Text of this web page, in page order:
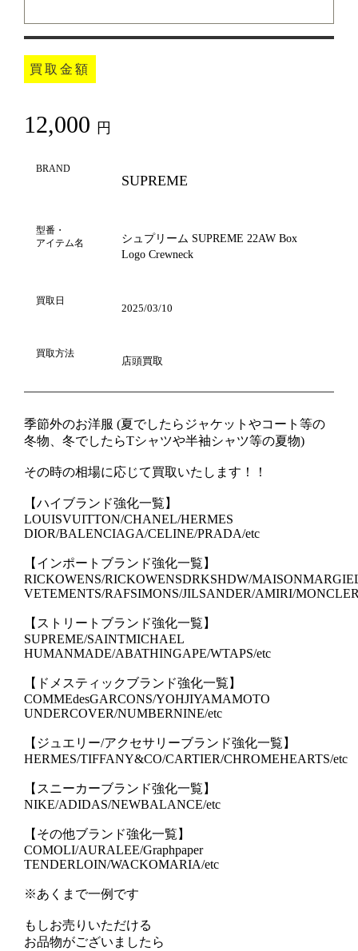
買取金額
12,000 円
BRAND
SUPREME
型番・
アイテム名
シュプリーム SUPREME 22AW Box
Logo Crewneck
買取日
2025/03/10
買取方法
店頭買取
季節外のお洋服 (夏でしたらジャケットやコート等の
冬物、冬でしたらTシャツや半袖シャツ等の夏物)
その時の相場に応じて買取いたします！！
【ハイブランド強化一覧】
LOUISVUITTON/CHANEL/HERMES
DIOR/BALENCIAGA/CELINE/PRADA/etc
【インポートブランド強化一覧】
RICKOWENS/RICKOWENSDRKSHDW/
VETEMENTS/RAFSIMONS/JILSANDER/AMIRI/
【ストリートブランド強化一覧】
SUPREME/SAINTMICHAEL
HUMANMADE/ABATHINGAPE/WTAPS/etc
【ドメスティックブランド強化一覧】
COMMEdesGARCONS/YOHJIYAMAMOTO
UNDERCOVER/NUMBERNINE/etc
【ジュエリー/アクセサリーブランド強化一覧】
HERMES/TIFFANY&CO/CARTIER/CHROMEHEARTS/etc
【スニーカーブランド強化一覧】
NIKE/ADIDAS/NEWBALANCE/etc
【その他ブランド強化一覧】
COMOLI/AURALEE/Graphpaper
TENDERLOIN/WACKOMARIA/etc
※あくまで一例です
もしお売りいただける
お品物がございましたら